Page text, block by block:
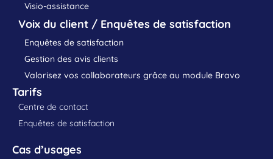
Visio-assistance
Voix du client / Enquêtes de satisfaction
Enquêtes de satisfaction
Gestion des avis clients
Valorisez vos collaborateurs grâce au module Bravo
Tarifs
Centre de contact
Enquêtes de satisfaction
Cas d’usages